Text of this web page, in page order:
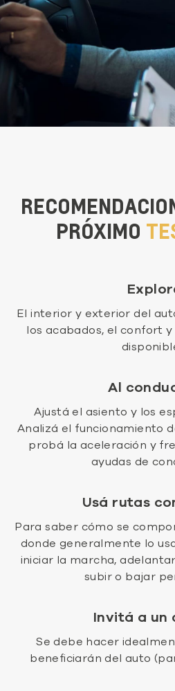
PRÓXIMO
El interior y exterior del
los acabados, el confort
Al
Ajustá el asiento y los
Analizá el funcionamiento
probá la aceleración y
ayudas de
Usá rutas
Para saber cómo se
donde generalmente lo
iniciar la marcha,
subir o bajar
Invitá a un
Se debe hacer
beneficiarán del auto